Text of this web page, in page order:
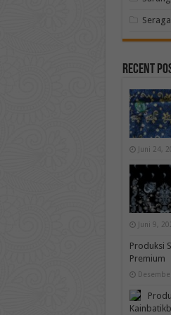
Recent
Juni 24,
Juni 9,
Produksi
Premium